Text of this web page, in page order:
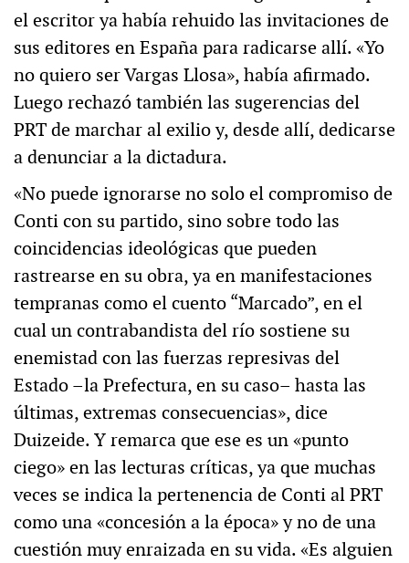
el escritor ya había rehuido las invitaciones de
sus editores en España para radicarse allí. «Yo
no quiero ser Vargas Llosa», había afirmado.
Luego rechazó también las sugerencias del
PRT de marchar al exilio y, desde allí, dedicarse
a denunciar a la dictadura.
«No puede ignorarse no solo el compromiso de
Conti con su partido, sino sobre todo las
coincidencias ideológicas que pueden
rastrearse en su obra, ya en manifestaciones
tempranas como el cuento “Marcado”, en el
cual un contrabandista del río sostiene su
enemistad con las fuerzas represivas del
Estado –la Prefectura, en su caso– hasta las
últimas, extremas consecuencias», dice
Duizeide. Y remarca que ese es un «punto
ciego» en las lecturas críticas, ya que muchas
veces se indica la pertenencia de Conti al PRT
como una «concesión a la época» y no de una
cuestión muy enraizada en su vida. «Es alguien